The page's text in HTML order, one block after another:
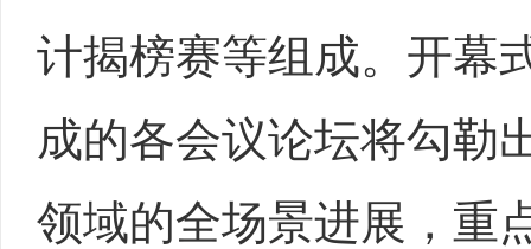
计揭榜赛等组成。开幕
成的各会议论坛将勾勒
领域的全场景进展，重